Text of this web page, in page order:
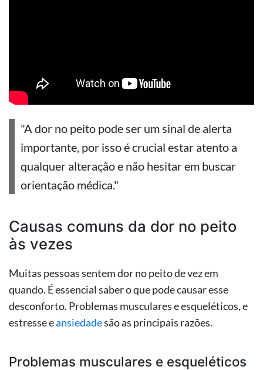
"A dor no peito pode ser um sinal de alerta
importante, por isso é crucial estar atento a
qualquer alteração e não hesitar em buscar
orientação médica."
Causas comuns da dor no peito
às vezes
Muitas pessoas sentem dor no peito de vez em
quando. É essencial saber o que pode causar esse
desconforto. Problemas musculares e esqueléticos, e
estresse eansiedadesão as principais razões.
Problemas musculares e esqueléticos